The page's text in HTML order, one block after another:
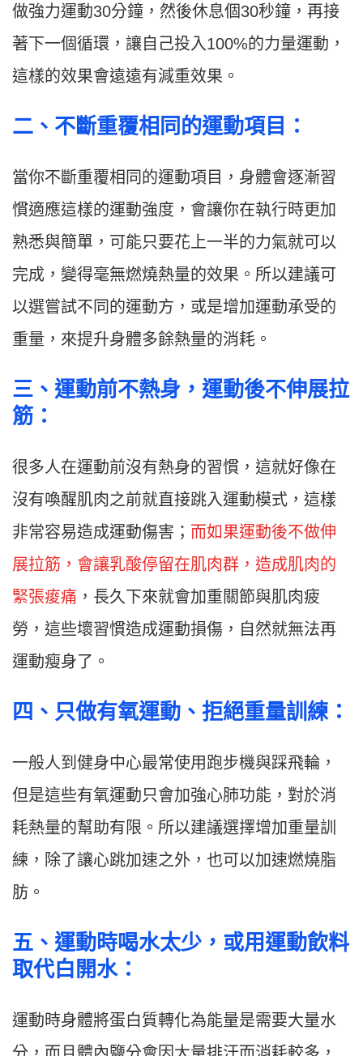
做強力運動30分鐘，然後休息個30秒鐘，再接
著下一個循環，讓自己投入100%的力量運動，
這樣的效果會遠遠有減重效果。
二 、 不斷重覆相同的運動項目：
當你不斷重覆相同的運動項目，身體會逐漸習
慣適應這樣的運動強度，會讓你在執行時更加
熟悉與簡單，可能只要花上一半的力氣就可以
完成，變得毫無燃燒熱量的效果。所以建議可
以選嘗試不同的運動方，或是增加運動承受的
重量，來提升身體多餘熱量的消耗。
三 、 運動前不熱身，運動後不伸展拉
筋：
很多人在運動前沒有熱身的習慣，這就好像在
沒有喚醒肌肉之前就直接跳入運動模式，這樣
非常容易造成運動傷害； 而如果運動後不做伸
展拉筋，會讓乳酸停留在肌肉群，造成肌肉的
緊張痠痛 ，長久下來就會加重關節與肌肉疲
勞，這些壞習慣造成運動損傷，自然就無法再
運動瘦身了。
四 、 只做有氧運動 、拒絕重量訓練：
一般人到健身中心最常使用跑步機與踩飛輪，
但是這些有氧運動只會加強心肺功能，對於消
耗熱量的幫助有限。所以建議選擇增加重量訓
練，除了讓心跳加速之外，也可以加速燃燒脂
肪。
五 、 運動時喝水太少，或用運動飲料
取代白開水：
運動時身體將蛋白質轉化為能量是需要大量水